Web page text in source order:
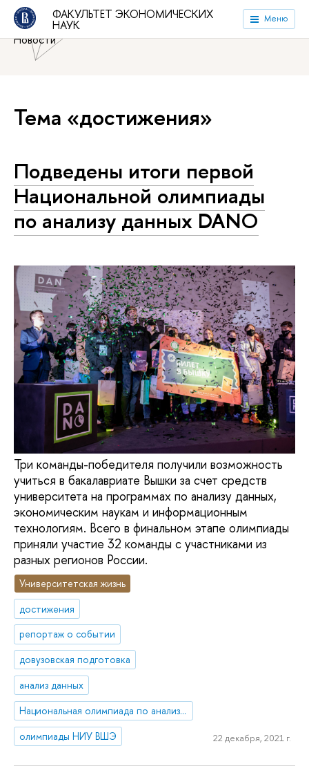
ФАКУЛЬТЕТ ЭКОНОМИЧЕСКИХ
НАУК Меню
Национальный исследовательский университет «Высшая
школа экономики»
Факультет экономических наук
Новости
Тема «достижения»
Подведены итоги первой
Национальной олимпиады
по анализу данных DANO
Три команды-победителя получили возможность
учиться в бакалавриате Вышки за счет средств
университета на программах по анализу данных,
экономическим наукам и информационным
технологиям. Всего в финальном этапе олимпиады
приняли участие 32 команды с участниками из
разных регионов России.
Университетская жизнь
достижения
репортаж о событии
довузовская подготовка
анализ данных
Национальная олимпиада по анализу данных «DANO»
олимпиады НИУ ВШЭ
22 декабря, 2021 г.